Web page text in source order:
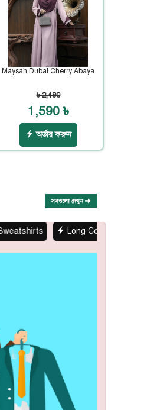
Maysah Dubai Cherry Abaya
৳ 2,490
1,590 ৳
অর্ডার করুন
সবগুলো দেখুন
Long Coat Kids Winter